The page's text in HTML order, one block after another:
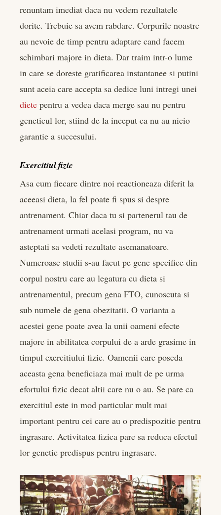
renuntam imediat daca nu vedem rezultatele
dorite. Trebuie sa avem rabdare. Corpurile noastre
au nevoie de timp pentru adaptare cand facem
schimbari majore in dieta. Dar traim intr-o lume
in care se doreste gratificarea instantanee si putini
sunt aceia care accepta sa dedice luni intregi unei
diete pentru a vedea daca merge sau nu pentru
geneticul lor, stiind de la inceput ca nu au nicio
garantie a succesului.
Exercitiul fizic
Asa cum fiecare dintre noi reactioneaza diferit la
aceeasi dieta, la fel poate fi spus si despre
antrenament. Chiar daca tu si partenerul tau de
antrenament urmati acelasi program, nu va
asteptati sa vedeti rezultate asemanatoare.
Numeroase studii s-au facut pe gene specifice din
corpul nostru care au legatura cu dieta si
antrenamentul, precum gena FTO, cunoscuta si
sub numele de gena obezitatii. O varianta a
acestei gene poate avea la unii oameni efecte
majore in abilitatea corpului de a arde grasime in
timpul exercitiului fizic. Oamenii care poseda
aceasta gena beneficiaza mai mult de pe urma
efortului fizic decat altii care nu o au. Se pare ca
exercitiul este in mod particular mult mai
important pentru cei care au o predispozitie pentru
ingrasare. Activitatea fizica pare sa reduca efectul
lor genetic predispus pentru ingrasare.